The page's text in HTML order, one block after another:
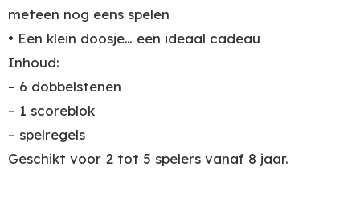
meteen nog eens spelen
• Een klein doosje… een ideaal cadeau
Inhoud:
– 6 dobbelstenen
– 1 scoreblok
– spelregels
Geschikt voor 2 tot 5 spelers vanaf 8 jaar.